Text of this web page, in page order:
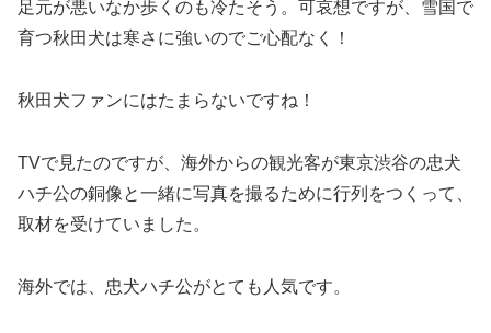
足元が悪いなか歩くのも冷たそう。可哀想ですが、雪国で
育つ秋田犬は寒さに強いのでご心配なく！
秋田犬ファンにはたまらないですね！
TVで見たのですが、海外からの観光客が東京渋谷の忠犬
ハチ公の銅像と一緒に写真を撮るために行列をつくって、
取材を受けていました。
海外では、忠犬ハチ公がとても人気です。